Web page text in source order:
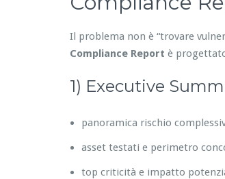
Il problema non è “trovare
Compliance Report è
1) Executive
panoramica rischio
asset testati e perimetro
top criticità e impatto